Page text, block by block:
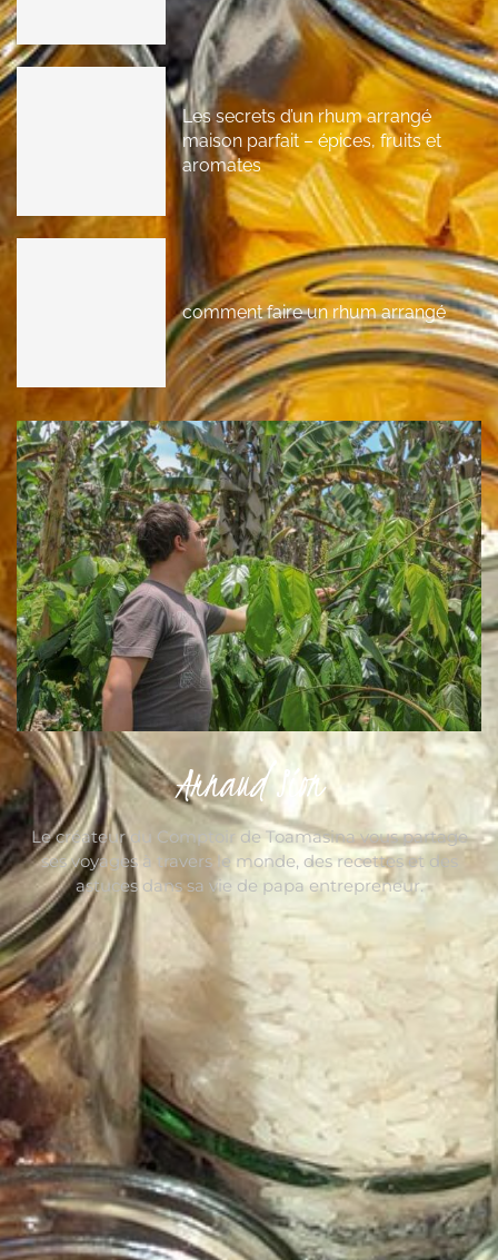
Les secrets d’un rhum arrangé
maison parfait – épices, fruits et
aromates
comment faire un rhum arrangé
Arnaud Sion
Le créateur du Comptoir de Toamasina vous partage
ses voyages à travers le monde, des recettes et des
astuces dans sa vie de papa entrepreneur.